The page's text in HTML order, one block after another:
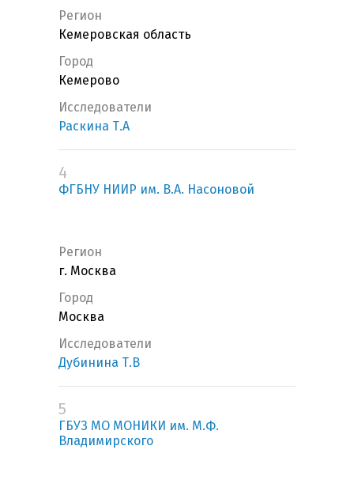
Регион
Кемеровская область
Город
Кемерово
Исследователи
Раскина Т.А
4
ФГБНУ НИИР им. В.А. Насоновой
Регион
г. Москва
Город
Москва
Исследователи
Дубинина Т.В
5
ГБУЗ МО МОНИКИ им. М.Ф.
Владимирского